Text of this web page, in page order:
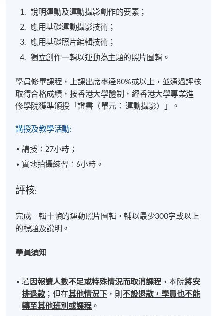
說明運動及運動攝影創作的要素；
應用基礎運動攝影技術；
應用基礎照片編輯技術；
獨立創作一輯以運動為主題的照片圖輯。
學員修畢課程，上課出席率達80%或以上，並通過評核
取得合格成績，按香港大學體制，經香港大學專業進
修學院獲準頒授「證書（單元： 運動攝影）」。
講授及教學活動:
講授：27小時；
實地拍攝練習：6小時。
評核:
完成一輯十幀的運動照片圖輯，輔以最少300字或以上
的標題及說明。
學員須知
若因報讀人數不足或特殊情況而取消課程 ，本院將安
排退款 ；但在其他情況下 ，則不設退款，學員也不能
轉至其他班別或課程 。